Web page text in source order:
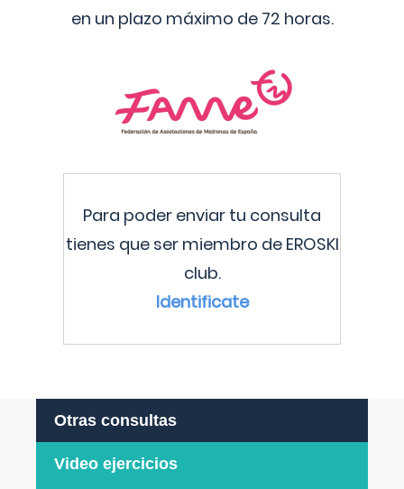
en un plazo máximo de 72 horas.
Para poder enviar tu consulta
tienes que ser miembro de EROSKI
club.
Identificate
Otras consultas
Video ejercicios